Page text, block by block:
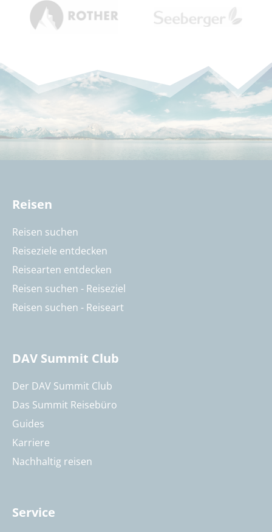
Reisen
Reisen suchen
Reiseziele entdecken
Reisearten entdecken
Reisen suchen - Reiseziel
Reisen suchen - Reiseart
DAV Summit Club
Der DAV Summit Club
Das Summit Reisebüro
Guides
Karriere
Nachhaltig reisen
Service